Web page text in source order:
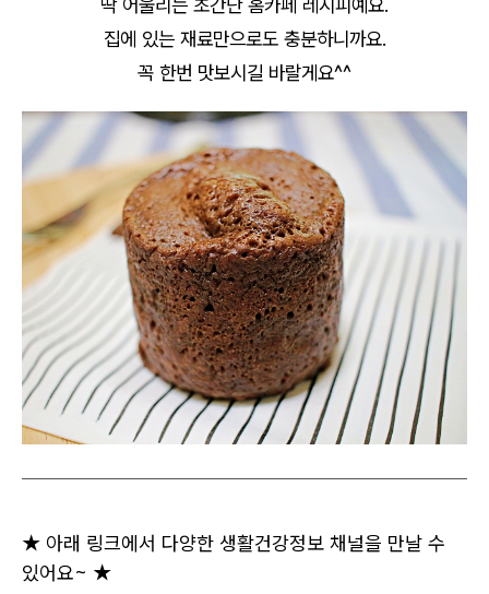
딱 어울리는 초간단 홈카페 레시피예요.
집에 있는 재료만으로도 충분하니까요.
꼭 한번 맛보시길 바랄게요^^
★ 아래 링크에서 다양한 생활건강정보 채널을 만날 수
있어요~ ★